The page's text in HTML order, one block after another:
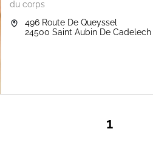
du corps
496 Route De Queyssel
24500 Saint Aubin De Cadelech
1